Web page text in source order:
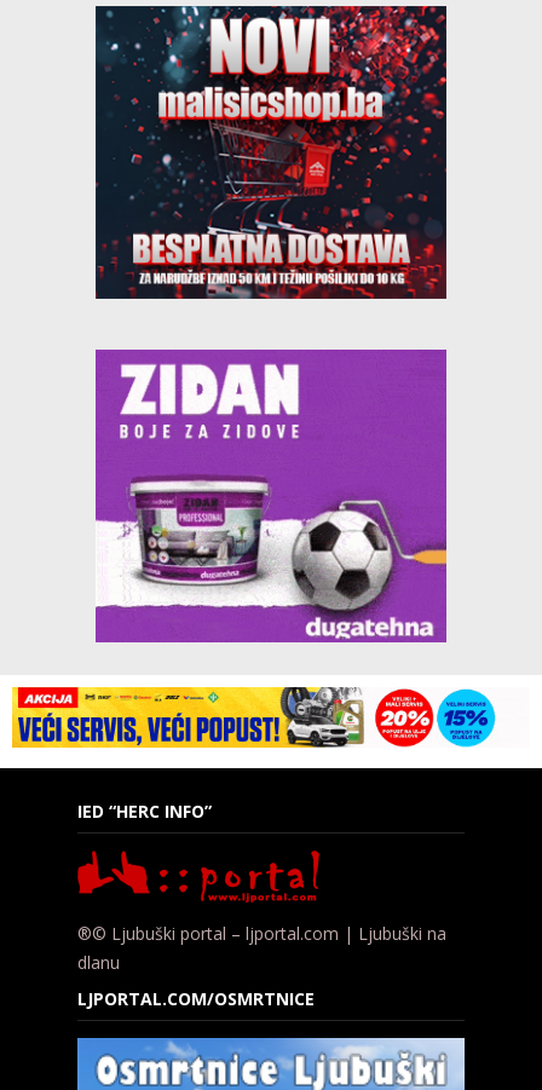
IED “HERC INFO”
®© Ljubuški portal – ljportal.com | Ljubuški na
dlanu
LJPORTAL.COM/OSMRTNICE